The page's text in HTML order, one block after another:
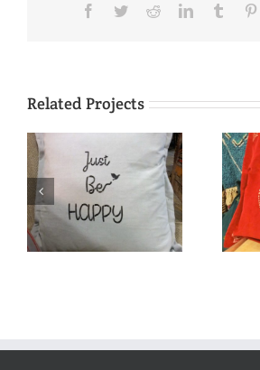
Facebook
TwitterRedditLinkedInTumblr
Related Projects